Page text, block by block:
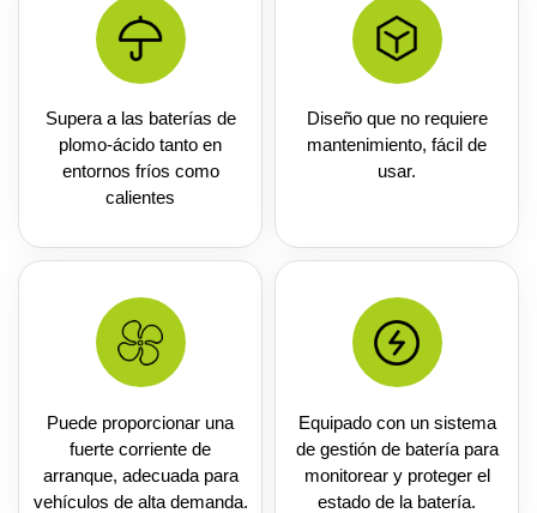
Supera a las baterías de
plomo-ácido tanto en
entornos fríos como
calientes
Diseño que no requiere
mantenimiento, fácil de
usar.
Puede proporcionar una
fuerte corriente de
arranque, adecuada para
vehículos de alta demanda.
Equipado con un sistema
de gestión de batería para
monitorear y proteger el
estado de la batería.